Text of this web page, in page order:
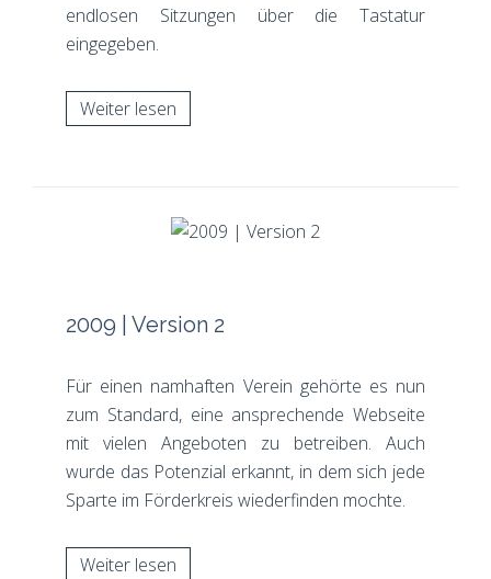
endlosen Sitzungen über die Tastatur
eingegeben.
Weiter lesen
2009 | Version 2
Für einen namhaften Verein gehörte es nun
zum Standard, eine ansprechende Webseite
mit vielen Angeboten zu betreiben. Auch
wurde das Potenzial erkannt, in dem sich jede
Sparte im Förderkreis wiederfinden mochte.
Weiter lesen